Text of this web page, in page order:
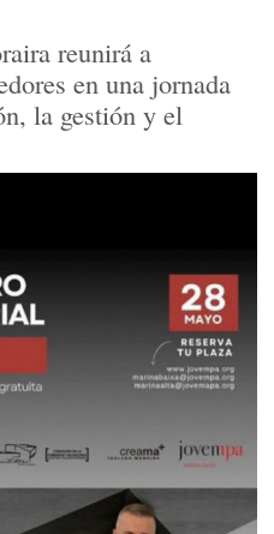
reunirá a
en una jornada
la gestión y el